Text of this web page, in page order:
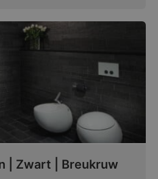
| Zwart | Breukruw